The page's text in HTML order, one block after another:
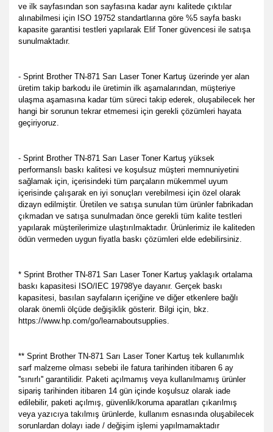
ve ilk sayfasından son sayfasına kadar aynı kalitede çıktılar
alınabilmesi için ISO 19752 standartlarına göre %5 sayfa baskı
kapasite garantisi testleri yapılarak Elif Toner güvencesi ile satışa
sunulmaktadır.
- Sprint Brother TN-871 Sarı Laser Toner Kartuş üzerinde yer alan
üretim takip barkodu ile üretimin ilk aşamalarından, müşteriye
ulaşma aşamasına kadar tüm süreci takip ederek, oluşabilecek her
hangi bir sorunun tekrar etmemesi için gerekli çözümleri hayata
geçiriyoruz.
- Sprint Brother TN-871 Sarı Laser Toner Kartuş yüksek
performanslı baskı kalitesi ve koşulsuz müşteri memnuniyetini
sağlamak için, içerisindeki tüm parçaların mükemmel uyum
içerisinde çalışarak en iyi sonuçları verebilmesi için özel olarak
dizayn edilmiştir. Üretilen ve satışa sunulan tüm ürünler fabrikadan
çıkmadan ve satışa sunulmadan önce gerekli tüm kalite testleri
yapılarak müşterilerimize ulaştırılmaktadır. Ürünlerimiz ile kaliteden
ödün vermeden uygun fiyatla baskı çözümleri elde edebilirsiniz.
* Sprint Brother TN-871 Sarı Laser Toner Kartuş yaklaşık ortalama
baskı kapasitesi ISO/IEC 19798'ye dayanır. Gerçek baskı
kapasitesi, basılan sayfaların içeriğine ve diğer etkenlere bağlı
olarak önemli ölçüde değişiklik gösterir. Bilgi için, bkz.
https://www.hp.com/go/learnaboutsupplies.
** Sprint Brother TN-871 Sarı Laser Toner Kartuş tek kullanımlık
sarf malzeme olması sebebi ile fatura tarihinden itibaren 6 ay
''sınırlı'' garantilidir. Paketi açılmamış veya kullanılmamış ürünler
sipariş tarihinden itibaren 14 gün içinde koşulsuz olarak iade
edilebilir, paketi açılmış, güvenlik/koruma aparatları çıkarılmış
veya yazıcıya takılmış ürünlerde, kullanım esnasında oluşabilecek
sorunlardan dolayı iade / değişim işlemi yapılmamaktadır